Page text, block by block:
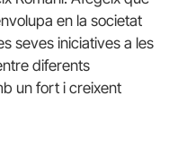
en la societat
seves iniciatives a les
diferents
un fort i creixent